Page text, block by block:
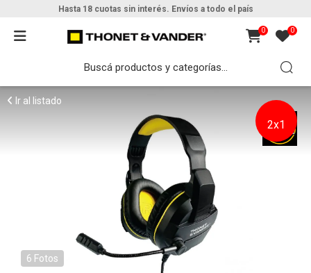
Hasta 18 cuotas sin interés. Envíos a todo el país
0 0
2x1
Ir al listado
6 Fotos